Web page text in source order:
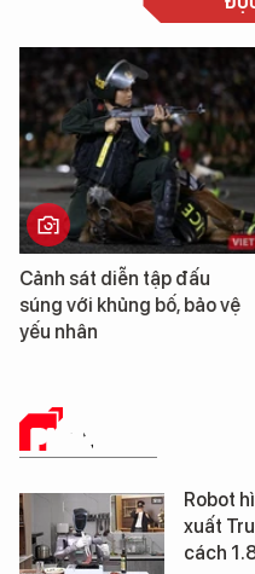
Trung Quốc phát hiện “mỏ
cao su tự nhiên” từ một
loài cỏ dại mọc trên đất
PHÂN TÍCH
Robot
xuất
cách